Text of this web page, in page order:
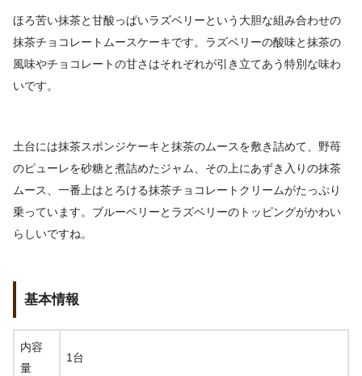
ほろ苦い抹茶と甘酸っぱいラズベリーという大胆な組み合わせの
抹茶チョコレートムースケーキです。ラズベリーの酸味と抹茶の
風味やチョコレートの甘さはそれぞれが引き立てあう特別な味わ
いです。
土台には抹茶スポンジケーキと抹茶のムースを敷き詰めて、野苺
のピューレを砂糖と煮詰めたジャム、その上にあずき入りの抹茶
ムース、一番上はとろける抹茶チョコレートクリームがたっぷり
乗っています。ブルーベリーとラズベリーのトッピングがかわい
らしいですね。
基本情報
内容
量
1台